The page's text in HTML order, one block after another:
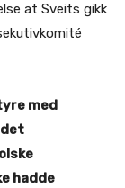
at Sveits gikk
med
det
hadde